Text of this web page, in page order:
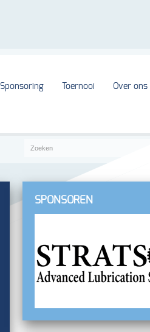
Sponsoring Toernooi Over ons
SPONSOREN